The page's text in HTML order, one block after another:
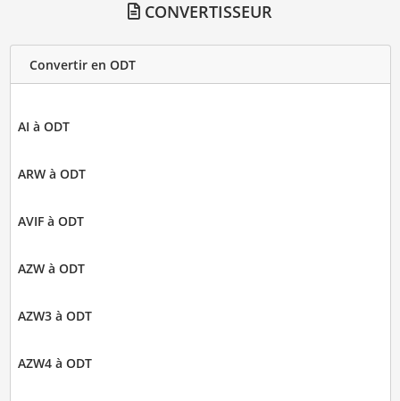
CONVERTISSEUR
Convertir en ODT
AI à ODT
ARW à ODT
AVIF à ODT
AZW à ODT
AZW3 à ODT
AZW4 à ODT